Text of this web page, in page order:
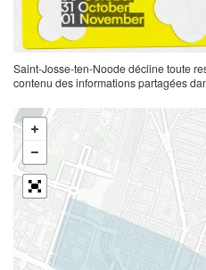
Saint-Josse-ten-Noode décline toute
contenu des informations partagées